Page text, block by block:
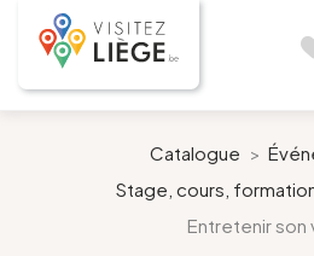
Comme un Liégeois
Catalogue >
Stage, cours,
Entretenir son